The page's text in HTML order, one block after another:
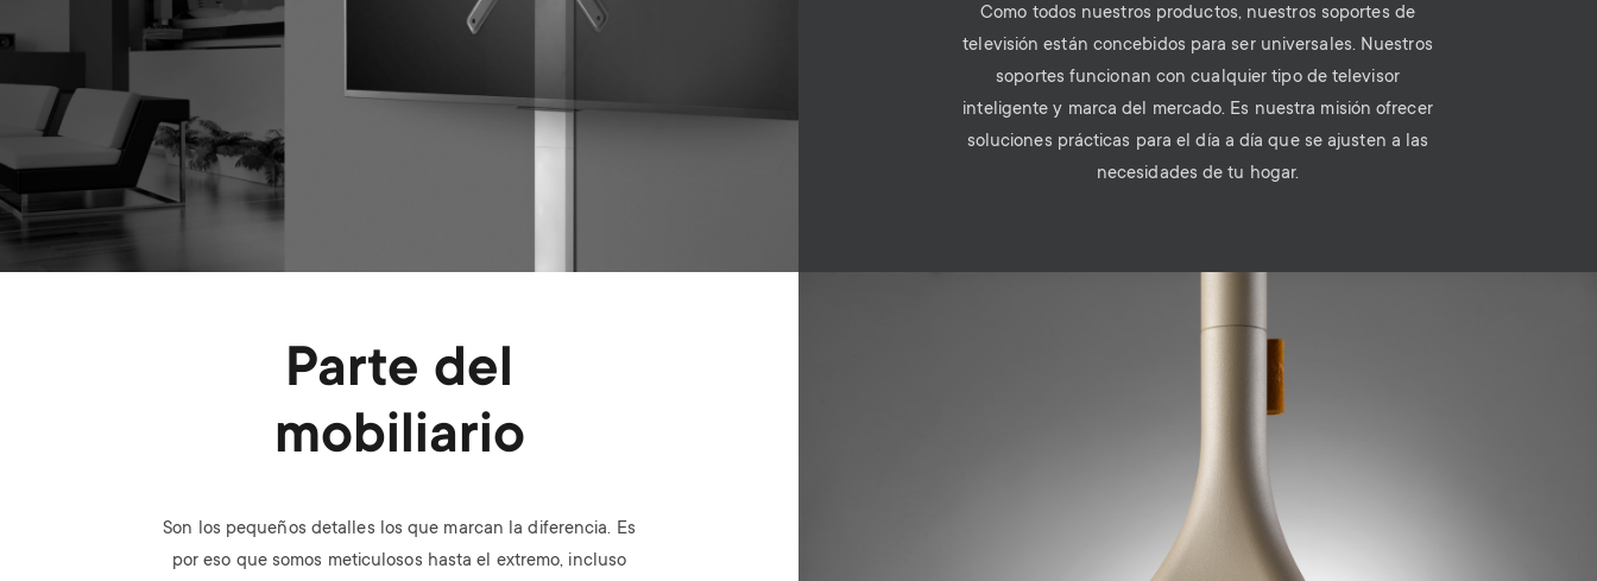
Como todos nuestros productos, nuestros soportes de
televisión están concebidos para ser universales. Nuestros
soportes funcionan con cualquier tipo de televisor
inteligente y marca del mercado. Es nuestra misión ofrecer
soluciones prácticas para el día a día que se ajusten a las
necesidades de tu hogar.
Parte del
mobiliario
Son los pequeños detalles los que marcan la diferencia. Es
por eso que somos meticulosos hasta el extremo, incluso